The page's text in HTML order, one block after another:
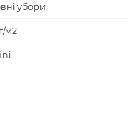
убори
м2